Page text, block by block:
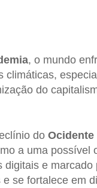
, o mundo
climáticas,
do
do Ocidente
a uma possível
digitais e
se fortalece em